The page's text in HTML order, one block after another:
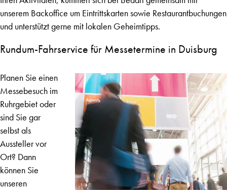
unserem Backoffice um Eintrittskarten sowie Restaurantbuchungen
und unterstützt gerne mit lokalen Geheimtipps.
Rundum-Fahrservice für Messetermine in Duisburg
Planen Sie einen
Messebesuch im
Ruhrgebiet oder
sind Sie gar
selbst als
Aussteller vor
Ort? Dann
können Sie
unseren